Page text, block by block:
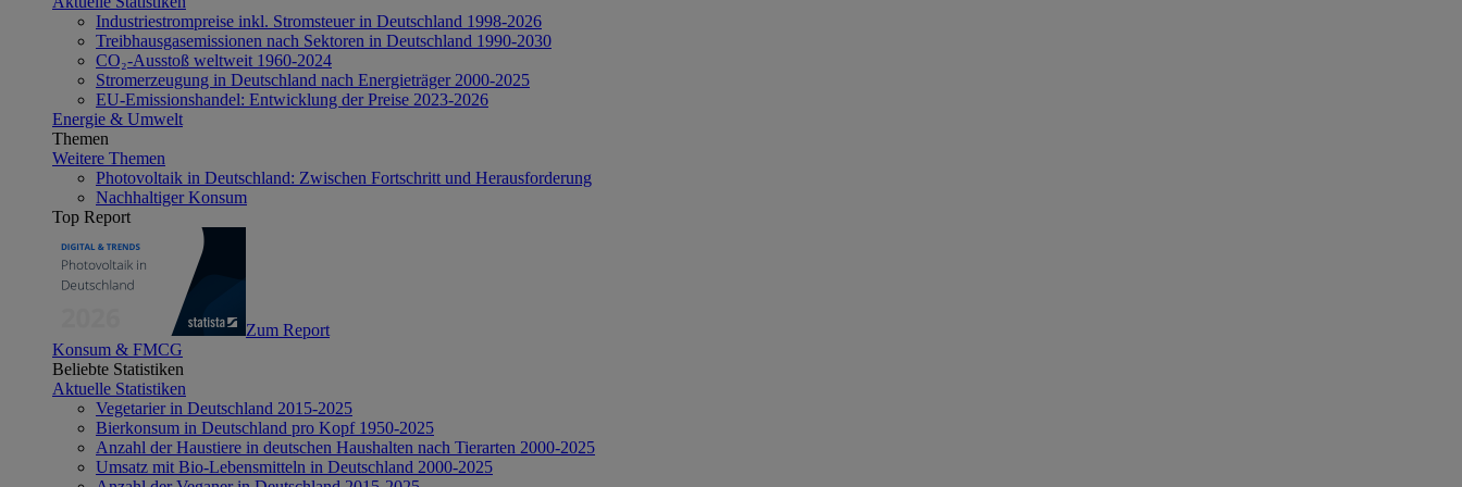
Industriestrompreise inkl. Stromsteuer in Deutschland 1998-2026
Treibhausgasemissionen nach Sektoren in Deutschland 1990-2030
CO₂-Ausstoß weltweit 1960-2024
Stromerzeugung in Deutschland nach Energieträger 2000-2025
EU-Emissionshandel: Entwicklung der Preise 2023-2026
Energie & Umwelt
Themen
Weitere Themen
Photovoltaik in Deutschland: Zwischen Fortschritt und Herausforderung
Nachhaltiger Konsum
Top Report
Zum Report
Konsum & FMCG
Beliebte Statistiken
Aktuelle Statistiken
Vegetarier in Deutschland 2015-2025
Bierkonsum in Deutschland pro Kopf 1950-2025
Anzahl der Haustiere in deutschen Haushalten nach Tierarten 2000-2025
Umsatz mit Bio-Lebensmitteln in Deutschland 2000-2025